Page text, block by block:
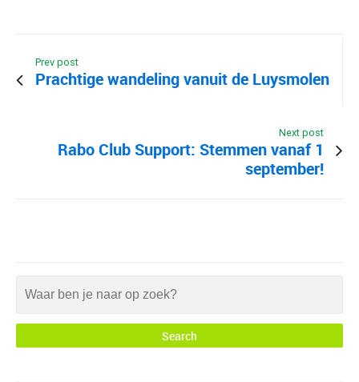
Prev post
Prachtige wandeling vanuit de Luysmolen
Next post
Rabo Club Support: Stemmen vanaf 1
september!